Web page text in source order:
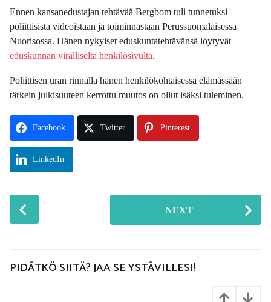
Ennen kansanedustajan tehtävää Bergbom tuli tunnetuksi
poliittisista videoistaan ja toiminnastaan Perussuomalaisessa
Nuorisossa. Hänen nykyiset eduskuntatehtävänsä löytyvät
eduskunnan viralliselta henkilö­sivulta.
Poliittisen uran rinnalla hänen henkilökohtaisessa elämässään
tärkein julkisuuteen kerrottu muutos on ollut isäksi tuleminen.
Facebook Twitter Pinterest
LinkedIn
o
P
NEXT
PIDÄTKÖ SIITÄ? JAA SE YSTÄVILLESI!